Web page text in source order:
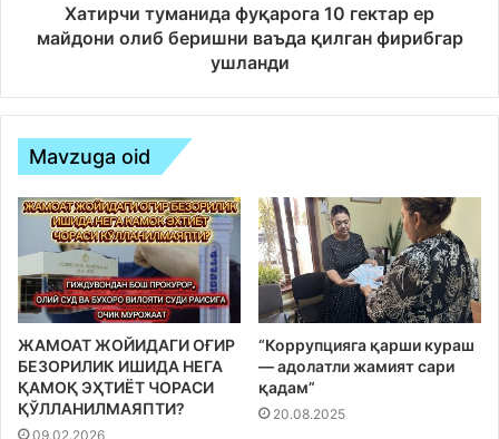
Хатирчи туманида фуқарога 10 гектар ер
майдони олиб беришни ваъда қилган фирибгар
ушланди
Mavzuga oid
ЖАМОАТ ЖОЙИДАГИ ОҒИР
БЕЗОРИЛИК ИШИДА НЕГА
ҚАМОҚ ЭҲТИЁТ ЧОРАСИ
ҚЎЛЛАНИЛМАЯПТИ?
09.02.2026
“Коррупцияга қарши кураш
— адолатли жамият сари
қадам”
20.08.2025